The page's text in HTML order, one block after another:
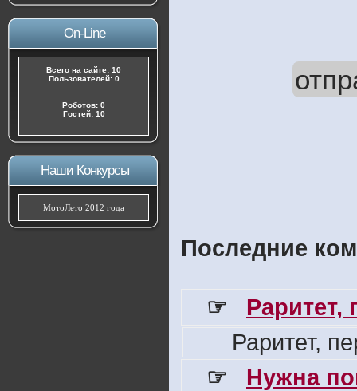
On-Line
Всего на сайте: 10
Пользователей: 0
Роботов: 0
Гостей: 10
Наши Конкурсы
МотоЛето 2012 года
Последние
☞
Раритет,
Раритет,
☞
Нужна